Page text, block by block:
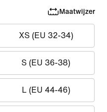
Maatwijzer
XS (EU 32-34)
S (EU 36-38)
L (EU 44-46)